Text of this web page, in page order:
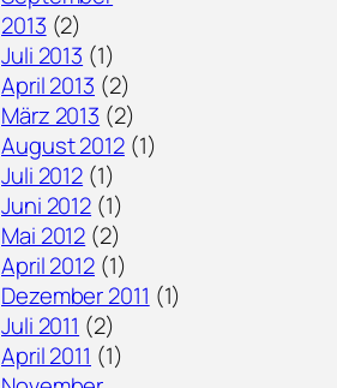
2013 (2)
Juli 2013 (1)
April 2013 (2)
März 2013 (2)
August 2012(1)
Juli 2012 (1)
Juni 2012 (1)
Mai 2012 (2)
April 2012 (1)
Dezember 2011 (1)
Juli 2011 (2)
April 2011 (1)